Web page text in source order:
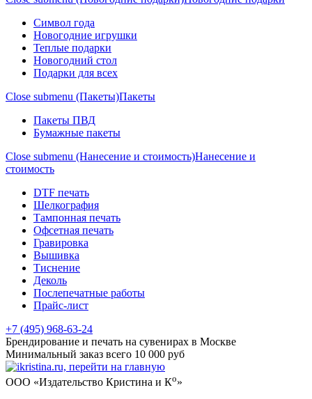
Символ года
Новогодние игрушки
Теплые подарки
Новогодний стол
Подарки для всех
Close submenu (Пакеты)Пакеты
Пакеты ПВД
Бумажные пакеты
Close submenu (Нанесение и стоимость)Нанесение и
стоимость
DTF печать
Шелкография
Тампонная печать
Офсетная печать
Гравировка
Вышивка
Тиснение
Деколь
Послепечатные работы
Прайс-лист
+7 (495) 968-63-24
Брендирование и печать на сувенирах в Москве
Минимальный заказ всего 10 000 руб
ООО «Издательство Кристина и Ко»